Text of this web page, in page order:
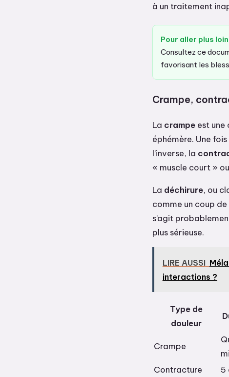
à un traitement
Pour aller plus loin
Consultez ce
favorisant les
Crampe,
La crampe est
éphémère. Une
l’inverse, la
« muscle court »
La déchirure, ou
comme un coup
s’agit
plus sérieuse.
LIRE AUSSI
interactions ?
Type de
douleur
Crampe
Contracture 5